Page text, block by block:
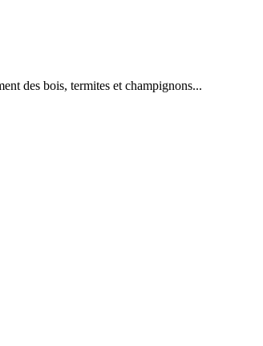
des bois, termites et champignons...